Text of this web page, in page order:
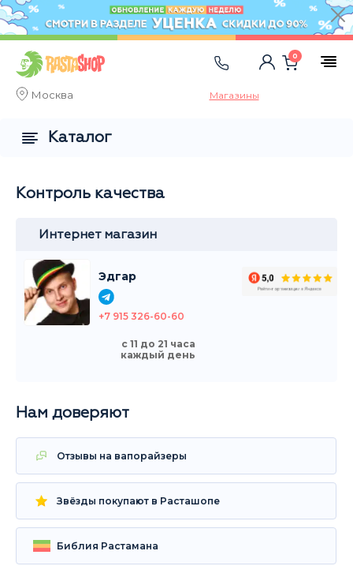
Москва Магазины
0
Контроль качества
Интернет магазин
Эдгар
+7 915 326-60-60
с 11 до 21 часа
каждый день
Нам доверяют
Отзывы на вапорайзеры
Звёзды покупают в Расташопе
Библия Растамана
Каталог